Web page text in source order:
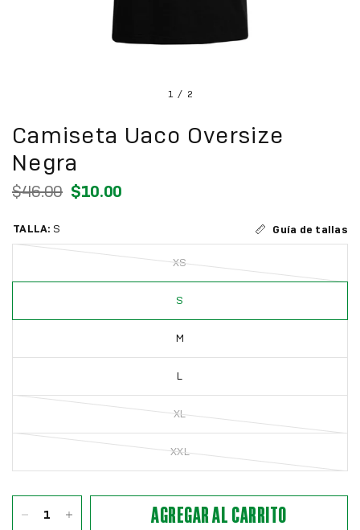
1 / 2
Camiseta Uaco Oversize
Negra
$46.00 $10.00
TALLA: S Guía de tallas
XS
S
M
L
XL
XXL
AGREGAR AL CARRITO